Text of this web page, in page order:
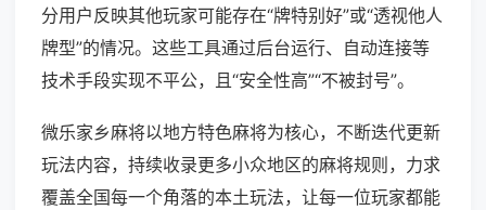
分用户反映其他玩家可能存在“牌特别好”或“透视他人
牌型”的情况。这些工具通过后台运行、自动连接等
技术手段实现不平公，且“安全性高”“不被封号”。
微乐家乡麻将以地方特色麻将为核心，不断迭代更新
玩法内容，持续收录更多小众地区的麻将规则，力求
覆盖全国每一个角落的本土玩法，让每一位玩家都能